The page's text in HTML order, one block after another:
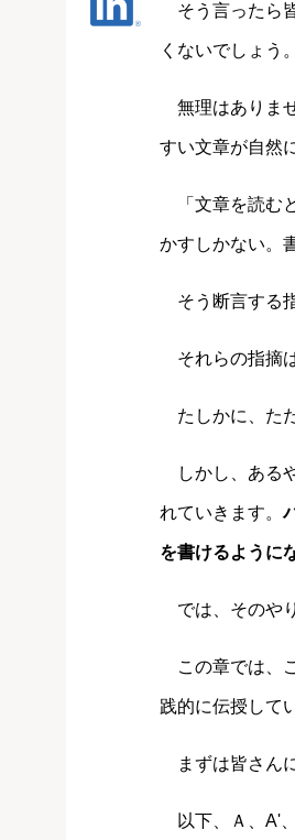
そう言ったら
くないでしょう。
無理はありま
すい文章が自然
「文章を読む
かすしかない。
そう断言する
それらの指摘
たしかに、た
しかし、ある
れていきます。
を書けるように
では、そのや
この章では、
践的に伝授して
まずは皆さん
以下、Ａ、A'